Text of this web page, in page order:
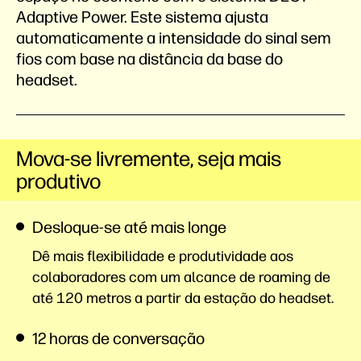
Adaptive Power. Este sistema ajusta
automaticamente a intensidade do sinal sem
fios com base na distância da base do
headset.
Mova-se livremente, seja mais
produtivo
Desloque-se até mais longe
Dê mais flexibilidade e produtividade aos
colaboradores com um alcance de roaming de
até 120 metros a partir da estação do headset.
12 horas de conversação